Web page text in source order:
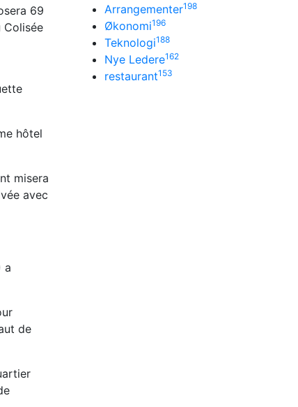
69
Colisée
hôtel
misera
avec
a
de
Arrangementer198
Økonomi196
Teknologi188
Nye Ledere162
restaurant153